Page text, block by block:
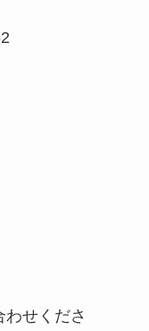
せくださ